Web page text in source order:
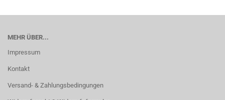
MEHR ÜBER...
Impressum
Kontakt
Versand- & Zahlungsbedingungen